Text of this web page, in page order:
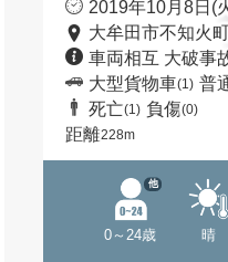
2019年10月8日(
大牟田市不知火
車両相互 大破事
大型貨物車(1) 普
死亡(1) 負傷(0)
距離228m
0～24歳
他
晴